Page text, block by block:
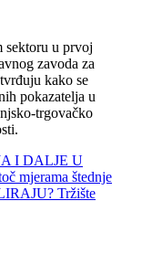
sektoru u prvoj
zavoda za
kako se
pokazatelja u
trgovačko
I DALJE U
mjerama štednje
Tržište